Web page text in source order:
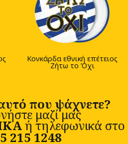
Κονκάρδα εθνική επέτειος
Ζήτω το Όχι
που ψάχνετε?
μαζί μας
ή τηλεφωνικά στο
215 1248